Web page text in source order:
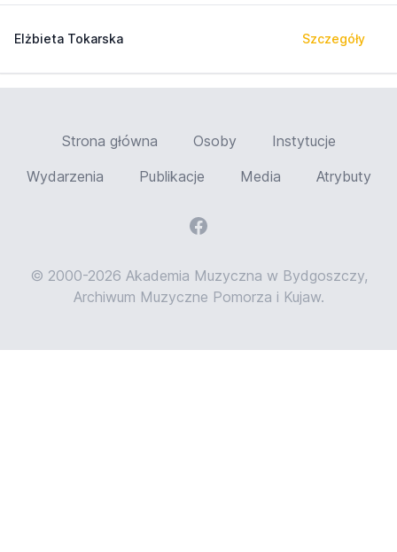
Elżbieta Tokarska Szczegóły
Strona główna Osoby
Instytucje
Wydarzenia
Publikacje Media Atrybuty
© 2000-2026 Akademia Muzyczna w Bydgoszczy,
Archiwum Muzyczne Pomorza i Kujaw.